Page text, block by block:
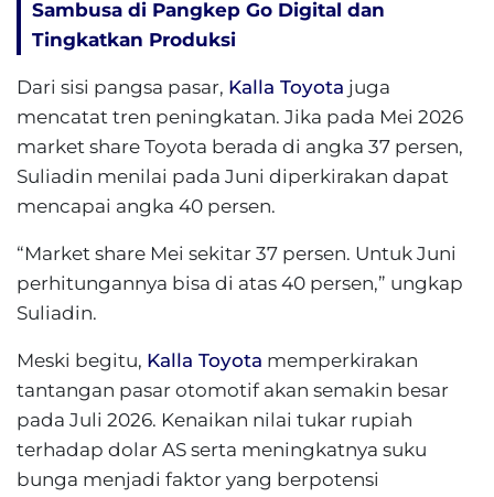
Sambusa di Pangkep Go Digital dan
Tingkatkan Produksi
Dari sisi pangsa pasar, Kalla Toyota juga
mencatat tren peningkatan. Jika pada Mei 2026
market share Toyota berada di angka 37 persen,
Suliadin menilai pada Juni diperkirakan dapat
mencapai angka 40 persen.
“Market share Mei sekitar 37 persen. Untuk Juni
perhitungannya bisa di atas 40 persen,” ungkap
Suliadin.
Meski begitu, Kalla Toyota memperkirakan
tantangan pasar otomotif akan semakin besar
pada Juli 2026. Kenaikan nilai tukar rupiah
terhadap dolar AS serta meningkatnya suku
bunga menjadi faktor yang berpotensi